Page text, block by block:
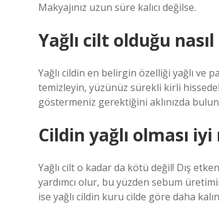
Makyajınız uzun süre kalıcı değilse.
Yağlı cilt olduğu nasıl
Yağlı cildin en belirgin özelliği yağlı ve
temizleyin, yüzünüz sürekli kirli
göstermeniz gerektiğini aklınızda
Cildin yağlı olması
Yağlı cilt o kadar da kötü değil! Dış
yardımcı olur, bu yüzden sebum
ise yağlı cildin kuru cilde göre daha